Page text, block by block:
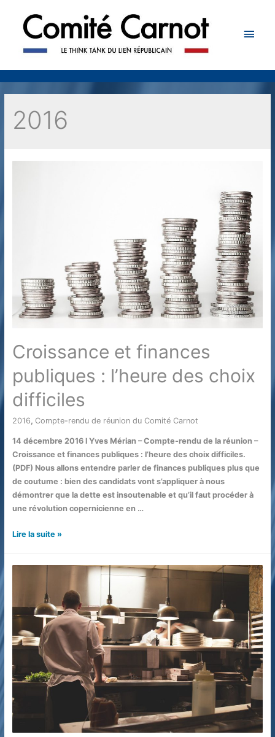
2016
Croissance et finances
publiques : l’heure des choix
difficiles
2016, Compte-rendu de réunion du Comité Carnot
14 décembre 2016 l Yves Mérian – Compte-rendu de la réunion –
Croissance et finances publiques : l’heure des choix difficiles.
(PDF) Nous allons entendre parler de finances publiques plus que
de coutume : bien des candidats vont s’appliquer à nous
démontrer que la dette est insoutenable et qu’il faut procéder à
une révolution copernicienne en …
Croissance
des
choix
difficiles
Lire la suite »